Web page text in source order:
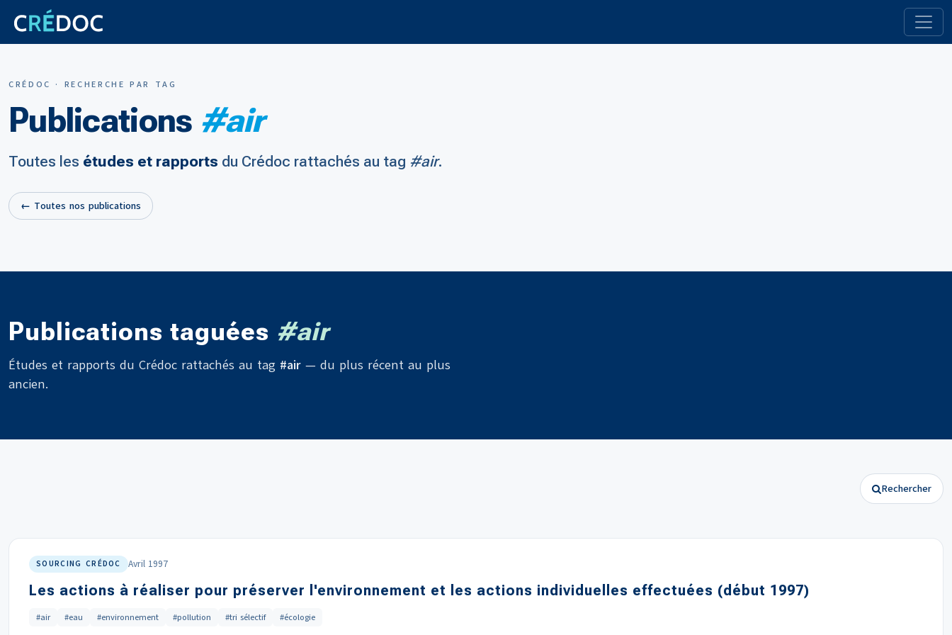
CRÉDOC · RECHERCHE PAR TAG
Publications #air
Toutes les études et rapports du Crédoc rattachés au tag #air.
← Toutes nos publications
Publications taguées #air
Études et rapports du Crédoc rattachés au tag #air — du plus récent au plus
ancien.
Rechercher
SOURCING CRÉDOC Avril 1997
Les actions à réaliser pour préserver l'environnement et les actions individuelles effectuées (début 1997)
#air #eau #environnement #pollution #tri sélectif #écologie